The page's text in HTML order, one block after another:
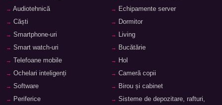
Audiotehnică
Căști
Smartphone-uri
Smart watch-uri
Telefoane mobile
Ochelari inteligenți
Software
Periferice
Echipamente server
Dormitor
Living
Bucătărie
Hol
Cameră copii
Birou și cabinet
Sisteme de depozitare, rafturi,